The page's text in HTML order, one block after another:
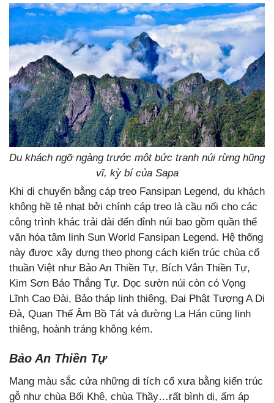
Du khách ngỡ ngàng trước một bức tranh núi rừng hũng
vĩ, kỳ bí của Sapa
Khi di chuyển bằng cáp treo Fansipan Legend, du khách
không hề tẻ nhạt bởi chính cáp treo là cầu nối cho các
công trình khác trải dài đến đỉnh núi bao gồm quần thể
văn hóa tâm linh Sun World Fansipan Legend. Hệ thống
này được xây dựng theo phong cách kiến trúc chùa cổ
thuần Việt như Bảo An Thiền Tự, Bích Vân Thiền Tự,
Kim Sơn Bảo Thắng Tự. Dọc sườn núi còn có Vọng
Lĩnh Cao Đài, Bảo tháp linh thiêng, Đại Phật Tượng A Di
Đà, Quan Thế Âm Bồ Tát và đường La Hán cũng linh
thiêng, hoành tráng không kém.
Bảo An Thiền Tự
Mang màu sắc cửa những di tích cổ xưa bằng kiến trúc
gỗ như chùa Bối Khê, chùa Thầy…rất bình dị, ấm áp